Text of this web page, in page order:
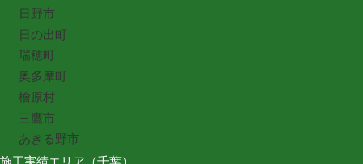
日野市
日の出町
瑞穂町
奥多摩町
檜原村
三鷹市
あきる野市